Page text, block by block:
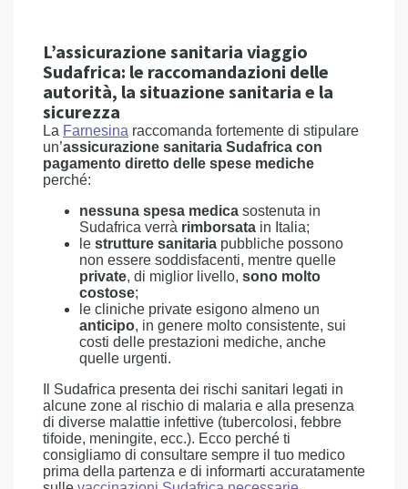
L’assicurazione sanitaria viaggio
Sudafrica: le raccomandazioni delle
autorità, la situazione sanitaria e la
sicurezza
La Farnesina raccomanda fortemente di stipulare
un’assicurazione sanitaria Sudafrica con
pagamento diretto delle spese mediche
perché:
nessuna spesa medica sostenuta in
Sudafrica verrà rimborsata in Italia;
le strutture sanitaria pubbliche possono
non essere soddisfacenti, mentre quelle
private, di miglior livello, sono molto
costose;
le cliniche private esigono almeno un
anticipo, in genere molto consistente, sui
costi delle prestazioni mediche, anche
quelle urgenti.
Il Sudafrica presenta dei rischi sanitari legati in
alcune zone al rischio di malaria e alla presenza
di diverse malattie infettive (tubercolosi, febbre
tifoide, meningite, ecc.). Ecco perché ti
consigliamo di consultare sempre il tuo medico
prima della partenza e di informarti accuratamente